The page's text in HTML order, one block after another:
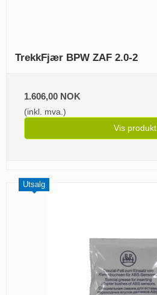
TrekkFjær BPW ZAF 2.0-2
1.606,00 NOK
(inkl. mva.)
Vis produkt
Utsalg